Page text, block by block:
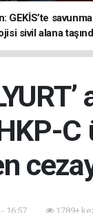
GEKİS’te
sivil alana
16:57 1789+